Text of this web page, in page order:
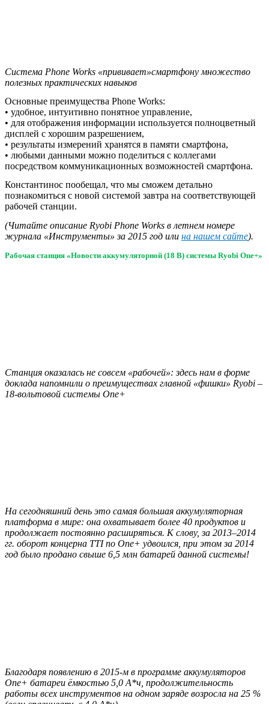
Система Phone Works «прививает»смартфону множество
полезных практических навыков
Основные преимущества Phone Works:
• удобное, интуитивно понятное управление,
• для отображения информации используется полноцветный
дисплей с хорошим разрешением,
• результаты измерений хранятся в памяти смартфона,
• любыми данными можно поделиться с коллегами
посредством коммуникационных возможностей смартфона.
Константинос пообещал, что мы сможем детально
познакомиться с новой системой завтра на соответствующей
рабочей станции.
(Читайте описание Ryobi Phone Works в летнем номере
журнала «Инструменты» за 2015 год или на нашем сайте).
Рабочая станция «Новости аккумуляторной (18 В) системы Ryobi One+»
Станция оказалась не совсем «рабочей»: здесь нам в форме
доклада напомнили о преимуществах главной «фишки» Ryobi –
18-вольтовой системы One+
На сегодняшний день это самая большая аккумуляторная
платформа в мире: она охватывает более 40 продуктов и
продолжает постоянно расширяться. К слову, за 2013–2014
гг. оборот концерна TTI по One+ удвоился, при этом за 2014
год было продано свыше 6,5 млн батарей данной системы!
Благодаря появлению в 2015-м в программе аккумуляторов
One+ батареи ёмкостью 5,0 А*ч, продолжительность
работы всех инструментов на одном заряде возросла на 25 %